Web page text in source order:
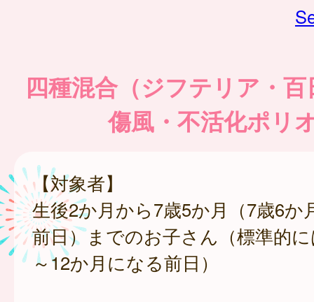
四種混合（ジフテリア・
傷風・不活化ポリ
【対象者】
生後2か月から7歳5か月（7歳6か
前日）までのお子さん（標準的
～12か月になる前日）